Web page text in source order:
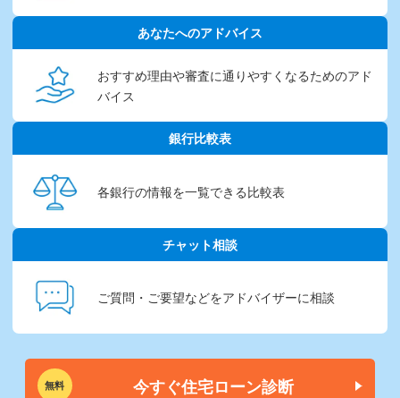
あなたへのアドバイス
おすすめ理由や審査に通りやすくなるためのアド
バイス
銀行比較表
各銀行の情報を一覧できる比較表
チャット相談
ご質問・ご要望などをアドバイザーに相談
無料 今すぐ住宅ローン診断